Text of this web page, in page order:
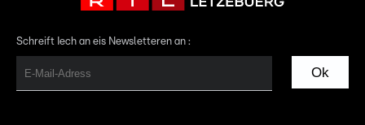
Schreift Iech an eis Newsletteren an :
Ok